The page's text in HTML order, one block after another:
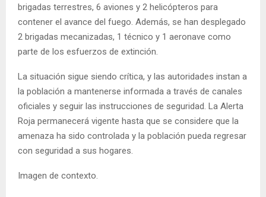
brigadas terrestres, 6 aviones y 2 helicópteros para
contener el avance del fuego. Además, se han desplegado
2 brigadas mecanizadas, 1 técnico y 1 aeronave como
parte de los esfuerzos de extinción.
La situación sigue siendo crítica, y las autoridades instan a
la población a mantenerse informada a través de canales
oficiales y seguir las instrucciones de seguridad. La Alerta
Roja permanecerá vigente hasta que se considere que la
amenaza ha sido controlada y la población pueda regresar
con seguridad a sus hogares.
Imagen de contexto.